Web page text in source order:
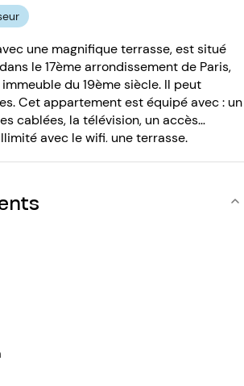
une magnifique terrasse, est situé
le 17ème arrondissement de Paris,
du 19ème siècle. Il peut
Cet appartement est équipé avec : un
cablées, la télévision, un accès
avec le wifi, une terrasse.